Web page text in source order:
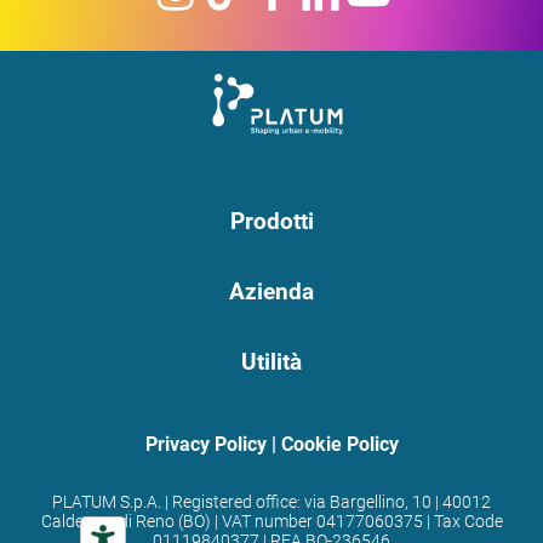
Prodotti
Azienda
Utilità
Privacy Policy| Cookie Policy
PLATUM S.p.A. | Registered office: via Bargellino, 10 | 40012
Calderara di Reno (BO) | VAT number 04177060375 | Tax Code